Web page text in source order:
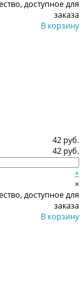
доступное для
заказа
В корзину
42 руб.
42 руб.
+
×
доступное для
заказа
В корзину